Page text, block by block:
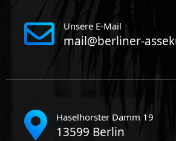
Unsere E-Mail
mail@berliner-
Haselhorster Damm 19
13599 Berlin